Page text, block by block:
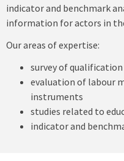
indicator and benchmark
information for actors in
Our areas of expertise:
survey of
evaluation of labour
instruments
studies related to
indicator and